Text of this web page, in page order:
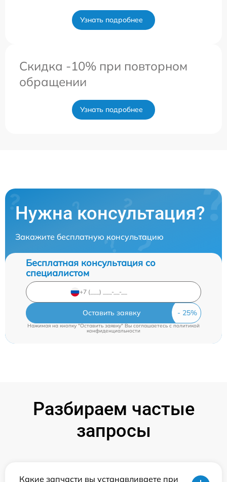
Узнать подробнее
Скидка -10% при повторном
обращении
Узнать подробнее
Нужна консультация?
Закажите бесплатную консультацию
Бесплатная консультация со
специалистом
Оставить заявку
Нажимая на кнопку "Оставить заявку" Вы соглашаетесь cполитикой
конфиденциальности
Разбираем частые
запросы
Какие запчасти вы устанавливаете при